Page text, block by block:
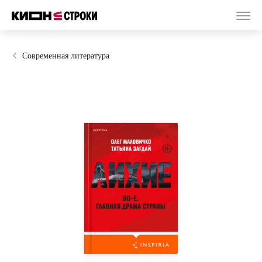
Современная литература